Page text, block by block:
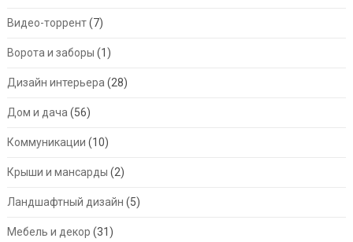
Видео-торрент(7)
Ворота и заборы (1)
Дизайн интерьера (28)
Дом и дача (56)
Коммуникации (10)
Крыши и мансарды (2)
Ландшафтный дизайн (5)
Мебель и декор (31)